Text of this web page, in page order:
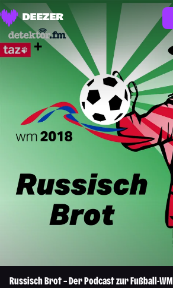
Russisch Brot – Der Podcast zur Fußball-WM